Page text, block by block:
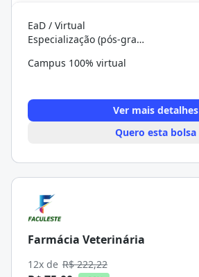
EaD / Virtual
Especialização (pós-graduação)
Campus 100% virtual
Ver mais detalhes
Quero esta bolsa
Farmácia Veterinária
12x de R$ 222,22